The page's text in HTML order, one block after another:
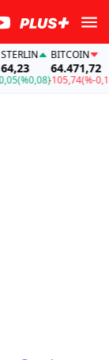
(%0,08)
BITCOIN
64.471,72
-105,74(%-0,16)